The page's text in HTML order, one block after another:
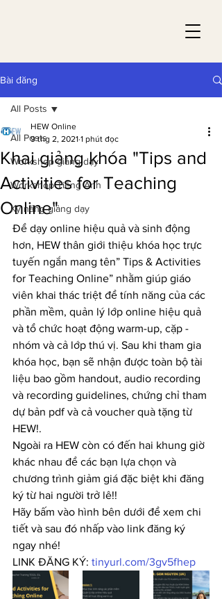
Bài đăng
All Posts
Workshop giảng dạy
Workshop Tiếng Anh
Kỹ năng giảng dạy
All Posts
Khai giảng khóa "Tips and
Activities for Teaching
Online"
HEW Online
9 thg 2, 2021 1 phút đọc
Để dạy online hiệu quả và sinh động
hơn, HEW thân giới thiệu khóa học trực
tuyến ngắn mang tên” Tips & Activities
for Teaching Online” nhằm giúp giáo
viên khai thác triệt để tính năng của các
phần mềm, quản lý lớp online hiệu quả
và tổ chức hoạt động warm-up, cặp -
nhóm và cả lớp thú vị. Sau khi tham gia
khóa học, bạn sẽ nhận được toàn bộ tài
liệu bao gồm handout, audio recording
và recording guidelines, chứng chỉ tham
dự bản pdf và cả voucher quà tặng từ
HEW!.
Ngoài ra HEW còn có đến hai khung giờ
khác nhau để các bạn lựa chọn và
chương trình giảm giá đặc biệt khi đăng
ký từ hai người trở lê!!
Hãy bấm vào hình bên dưới để xem chi
tiết và sau đó nhấp vào link đăng ký
ngay nhé!
LINK ĐĂNG KÝ: tinyurl.com/3gv5fhep